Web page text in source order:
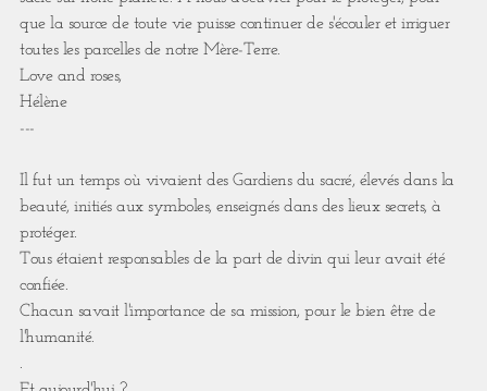
que la source de toute vie puisse continuer de s'écouler et irriguer
toutes les parcelles de notre Mère-Terre.
Love and roses,
Hélène
---
Il fut un temps où vivaient des Gardiens du sacré, élevés dans la
beauté, initiés aux symboles, enseignés dans des lieux secrets, à
protéger.
Tous étaient responsables de la part de divin qui leur avait été
confiée.
Chacun savait l'importance de sa mission, pour le bien être de
l'humanité.
.